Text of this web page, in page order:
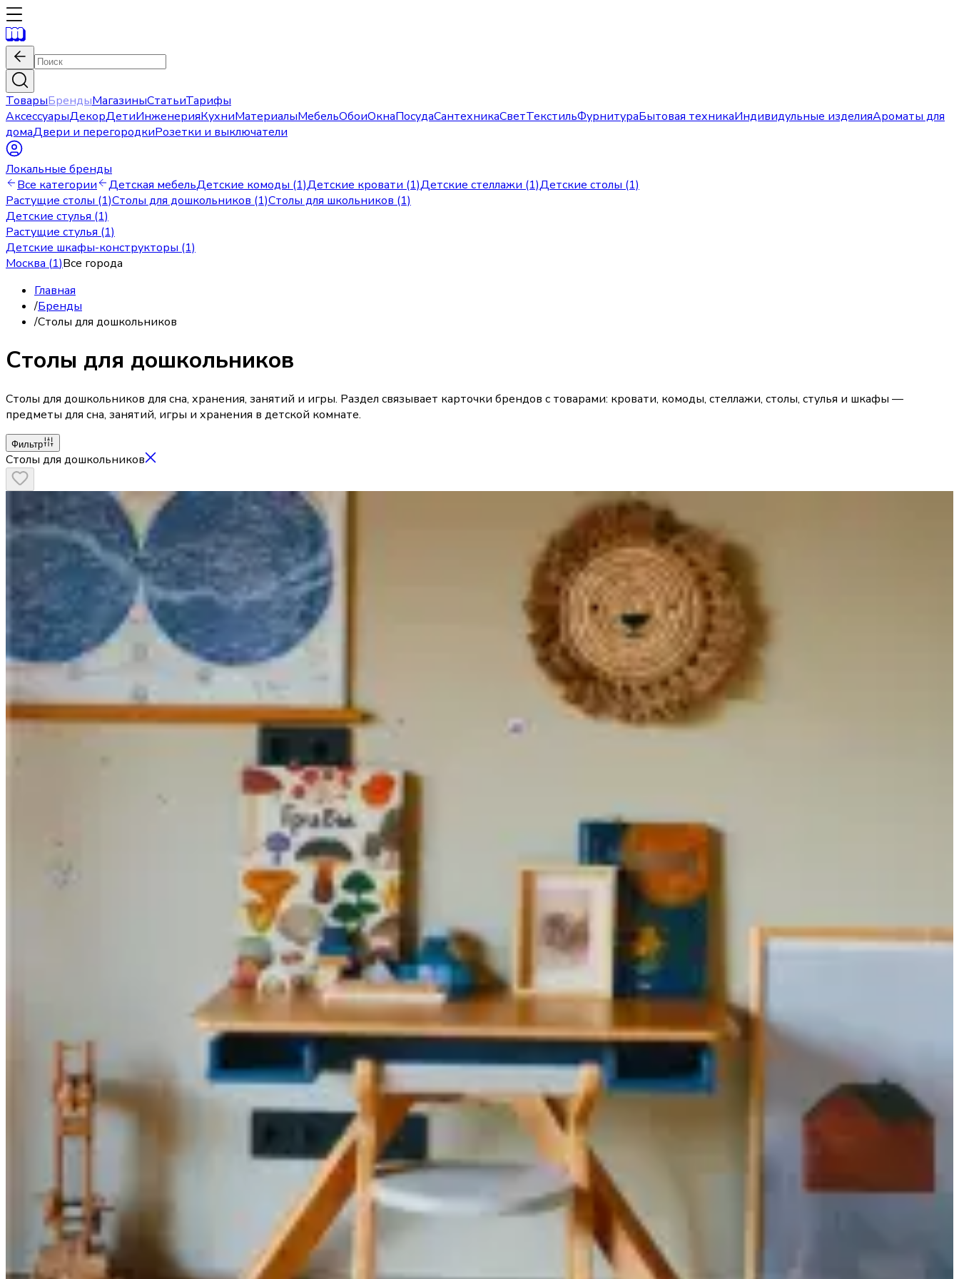
ТоварыБрендыМагазиныСтатьиТарифы
АксессуарыДекорДетиИнженерияКухниМатериалыМебельОбоиОкнаПосудаСантехникаСветТекстильФурнитураБытовая техникаИндивидульные изделияАроматы для
домаДвери и перегородкиРозетки и выключатели
Локальные бренды
Все категории
Детская мебельДетские комоды (1)Детские кровати (1)Детские стеллажи (1)Детские столы (1)
Растущие столы (1)Столы для дошкольников (1)Столы для школьников (1)
Детские стулья (1)
Растущие стулья (1)
Детские шкафы-конструкторы (1)
Москва (1)Все города
Главная
/Бренды
/Столы для дошкольников
Столы для дошкольников
Столы для дошкольников для сна, хранения, занятий и игры. Раздел связывает карточки брендов с товарами: кровати, комоды, стеллажи, столы, стулья и шкафы —
предметы для сна, занятий, игры и хранения в детской комнате.
Фильтр
Столы для дошкольников